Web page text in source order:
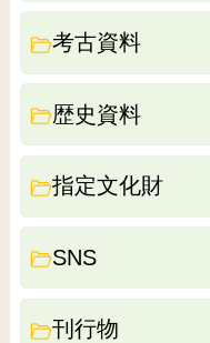
考古資料
歴史資料
指定文化財
SNS
刊行物